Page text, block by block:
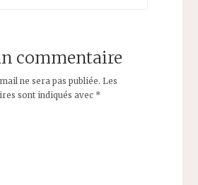
commentaire
ne sera pas publiée. Les
sont indiqués avec *